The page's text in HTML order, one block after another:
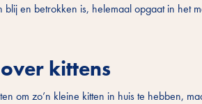
blij en betrokken is, helemaal opgaat in het
kittens
om zo’n kleine kitten in huis te hebben,